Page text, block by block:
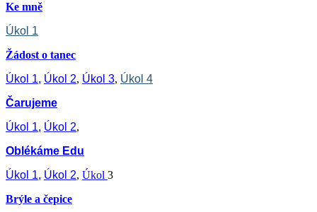
Ke mně
Úkol 1
Žádost o tanec
Úkol 1, Úkol 2, Úkol 3, Úkol 4
Čarujeme
Úkol 1, Úkol 2,
Oblékáme Edu
Úkol 1, Úkol 2, Úkol 3
Brýle a čepice